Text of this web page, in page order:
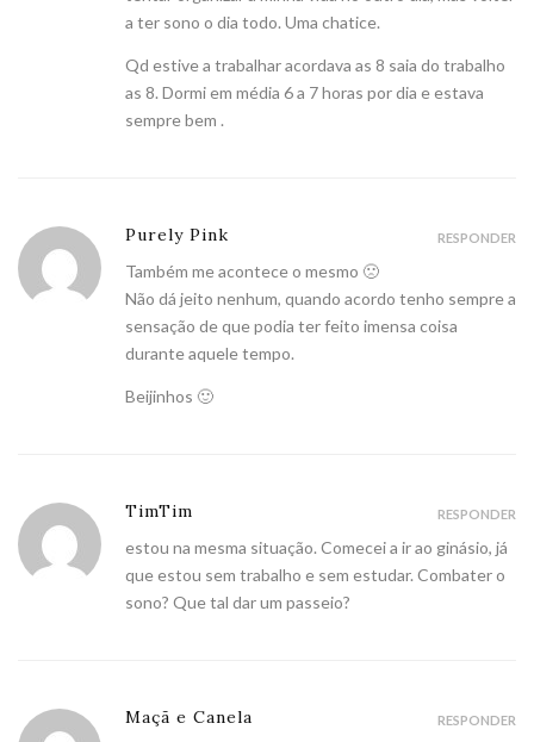
a ter sono o dia todo. Uma chatice.
Qd estive a trabalhar acordava as 8 saia do trabalho
as 8. Dormi em média 6 a 7 horas por dia e estava
sempre bem .
Purely Pink
Também me acontece o mesmo 🙁
Não dá jeito nenhum, quando acordo tenho sempre a
sensação de que podia ter feito imensa coisa
durante aquele tempo.
Beijinhos 🙂
RESPONDER
TimTim
estou na mesma situação. Comecei a ir ao ginásio, já
que estou sem trabalho e sem estudar. Combater o
sono? Que tal dar um passeio?
RESPONDER
Maçã e Canela RESPONDER